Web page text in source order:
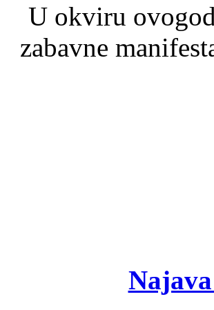
U okviru
zabavne